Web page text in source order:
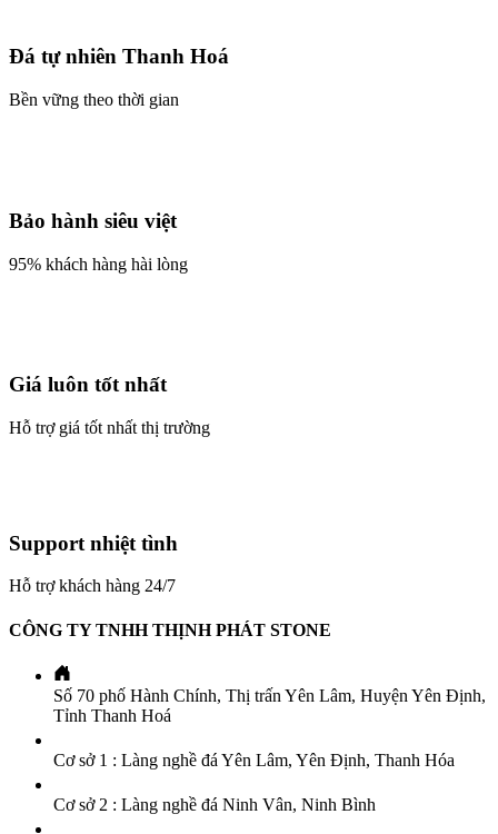
Đá tự nhiên Thanh Hoá
Bền vững theo thời gian
Bảo hành siêu việt
95% khách hàng hài lòng
Giá luôn tốt nhất
Hỗ trợ giá tốt nhất thị trường
Support nhiệt tình
Hỗ trợ khách hàng 24/7
CÔNG TY TNHH THỊNH PHÁT STONE
Số 70 phố Hành Chính, Thị trấn Yên Lâm, Huyện Yên Định,
Tỉnh Thanh Hoá
Cơ sở 1 : Làng nghề đá Yên Lâm, Yên Định, Thanh Hóa
Cơ sở 2 : Làng nghề đá Ninh Vân, Ninh Bình